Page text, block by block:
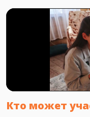
Кто может